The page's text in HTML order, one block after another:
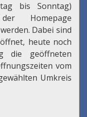
bis Sonntag)
Homepage
Dabei sind
heute noch
die geöffneten
vom
Umkreis